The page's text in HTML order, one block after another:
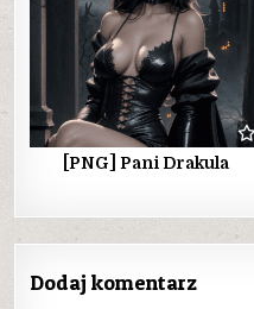
[PNG] Pani Drakula
Dodaj komentarz